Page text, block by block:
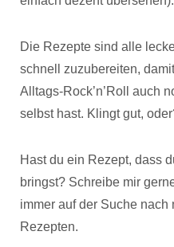
Die Rezepte sind alle
schnell zuzubereiten,
Alltags-Rock’n’Roll auch
selbst hast. Klingt gut,
Hast du ein Rezept, dass
bringst? Schreibe mir
immer auf der Suche
Rezepten.